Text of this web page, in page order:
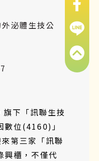
泌體生技公
下「訊聯生技
位(4160)」
第三家「訊聯
櫃，不僅代